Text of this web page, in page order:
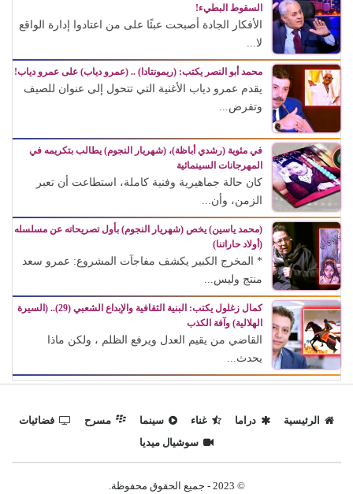
السقوط البطيء!
الأفكار الجادة أصبحت عبئًا على من اعتادوا إدارة الواقع
لا...
محمد أبو النصر يكتب: (ريمونتادا) .. (عمرو دياب) على عمرو دياب!
يقدم عمرو دياب الأغنية التي تتحول إلى عنوان للصيف
وتفرض...
في مئوية (رشدي أباظة)، (شهريار النجوم) يطالب بتكريمه في
المهرجانات السينمائية
كان حالة جماهيرية وفنية كاملة، استطاعت أن تعبر
الزمن، وأن...
(محمد ياسين) يخص (شهريار النجوم) بأول تصريحاته عن مسلسله
(أولاد حاراتنا)
* المخرج الكبير يكشف مفاجآت المشروع: عمرو سعد
منتج وليس...
كمال زغلول يكتب: البنية الثقافية والإبداع الشعبي (29).. (السيرة
الهلالية) وآفة الكذب
القاضي من يقيم العدل ويرفع الظلم ، ولكن ماذا
يحدث...
الرئيسية دراما غناء سينما مسرح
فضائيات
سوشيال ميديا
© 2023 - جميع الحقوق محفوظة.